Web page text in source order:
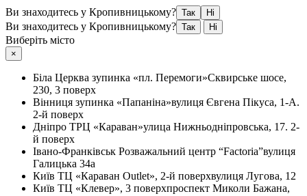
Ви знаходитесь у Кропивницькому? Так Ні
Ви знаходитесь у Кропивницькому? Так Ні
Виберіть місто
×
Біла Церква зупинка «пл. Перемоги»Сквирське шосе,
230, 3 поверх
Вінниця зупинка «Папаніна»вулиця Євгена Пікуса, 1-А.
2-й поверх
Дніпро ТРЦ «Караван»улица Нижньодніпровська, 17. 2-
й поверх
Івано-Франківськ Розважальний центр “Factoria”вулиця
Галицька 34а
Київ ТЦ «Караван Outlet», 2-й поверхвулиця Лугова, 12
Київ ТЦ «Клевер», 3 поверхпроспект Миколи Бажана,